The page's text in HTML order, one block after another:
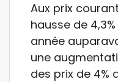
Aux prix
hausse de
année
une
des prix de 4%